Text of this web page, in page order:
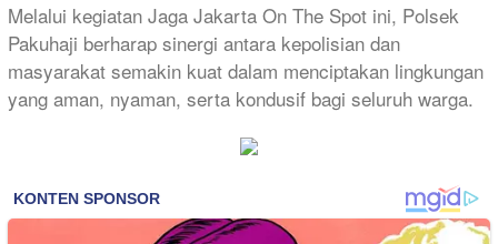
Melalui kegiatan Jaga Jakarta On The Spot ini, Polsek
Pakuhaji berharap sinergi antara kepolisian dan
masyarakat semakin kuat dalam menciptakan lingkungan
yang aman, nyaman, serta kondusif bagi seluruh warga.